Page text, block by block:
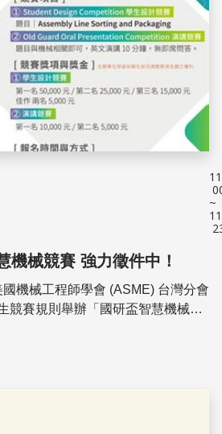
~
機械競賽 強力徵件中！
機械工程師學會 (ASME) 台灣分會
競賽規則舉辦「國研盃智慧機械競